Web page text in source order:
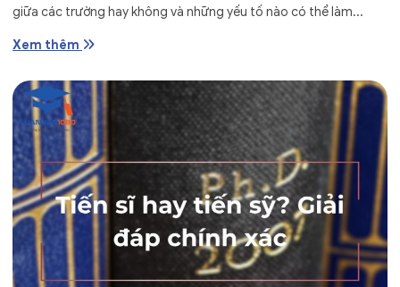
giữa các trường hay không và những yếu tố nào có thể làm...
Xem thêm